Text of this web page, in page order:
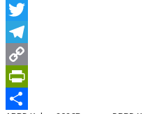
Facebook
Twitter
Telegram
Copy
Link
PrintFriendly